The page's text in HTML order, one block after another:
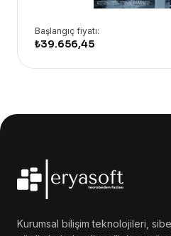
Başlangıç fiyatı:
₺39.656,45
Kurumsal bilişim teknolojileri,